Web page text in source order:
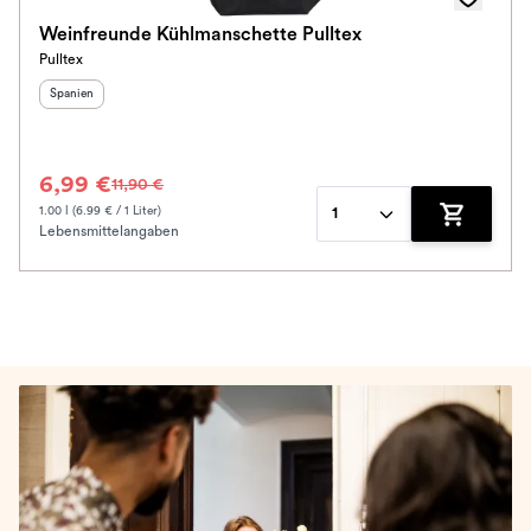
Weinfreunde Kühlmanschette Pulltex
Pulltex
Herkunftsland
Spanien
6,99 €11,90 €
1.00 l (6.99 € / 1 Liter)
Lebensmittelangaben
1
Zum